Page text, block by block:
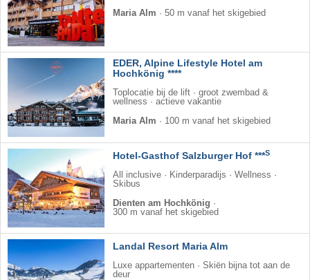
Maria Alm · 50 m vanaf het skigebied
EDER, Alpine Lifestyle Hotel am
Hochkönig ****
Toplocatie bij de lift · groot zwembad &
wellness · actieve vakantie
Maria Alm · 100 m vanaf het skigebied
Hotel-Gasthof Salzburger Hof ***S
All inclusive · Kinderparadijs · Wellness ·
Skibus
Dienten am Hochkönig ·
300 m vanaf het skigebied
Landal Resort Maria Alm
Luxe appartementen · Skiën bijna tot aan de
deur